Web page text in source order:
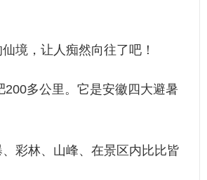
境，让人痴然向往了吧！
多公里。它是安徽四大避暑
彩林、山峰、在景区内比比皆